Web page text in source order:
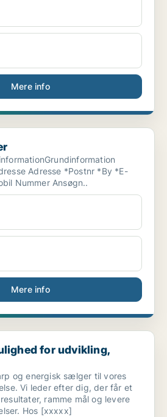
Mere info
Tlf. Nummer Mobil Nummer Ansøgn..
Mere info
udvikling, søges til herr...
for udvikling,
og energisk sælger til vores
Vi leder efter dig, der får et
ramme mål og levere
Hos [xxxxx]